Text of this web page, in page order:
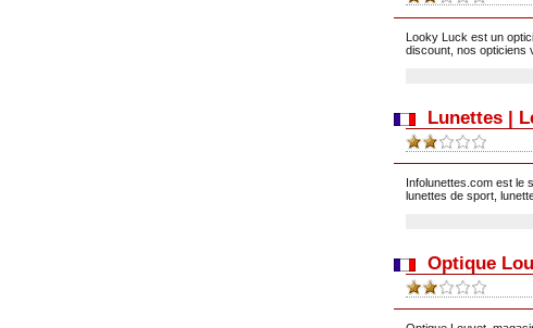
Looky Luck est un
discount, nos opticiens
Lunettes |
Infolunettes.com est le
lunettes de sport,
Optique